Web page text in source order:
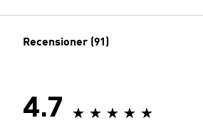
Recensioner (91)
4.7